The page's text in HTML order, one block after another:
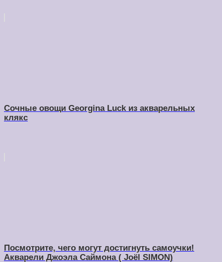
Сочные овощи Georgina Luck из акварельных
клякс
Посмотрите, чего могут достигнуть самоучки!
Акварели Джоэла Саймона ( Joël SIMON)